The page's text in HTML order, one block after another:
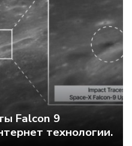
Falcon 9
технологии.